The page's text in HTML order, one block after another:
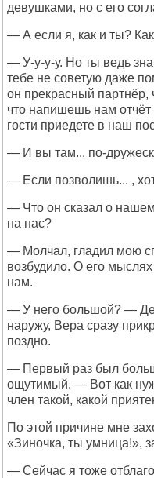
девушками, но с его
— А если я, как и ты?
— У-у-у-у. Но ты ведь
тебе не советую даже
он прекрасный партнёр,
что напишешь нам
гости приедете в наш
— И вы там... по-
— Если позволишь... ,
— Что он сказал о нашем
на нас?
— Молчал, гладил мою
возбудило. О его
нам.
— У него большой? —
наружу, Вера сразу
поздно.
— Первый раз был
ощутимый. — Вот как
член такой, какой
По этой причине мне
«Зиночка, ты умница!»,
— Сейчас я тоже